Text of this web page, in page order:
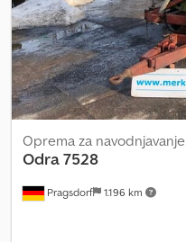
Pragsdorf 1.196 km
Oprema za navodnjavanje
Odra 7528